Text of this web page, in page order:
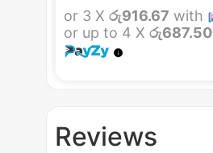
or 3 X රු916.67 with
or up to 4 X රු687.50
Reviews